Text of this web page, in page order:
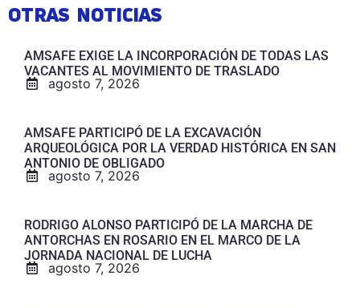
OTRAS NOTICIAS
AMSAFE EXIGE LA INCORPORACIÓN DE TODAS LAS
VACANTES AL MOVIMIENTO DE TRASLADO
agosto 7, 2026
AMSAFE PARTICIPÓ DE LA EXCAVACIÓN
ARQUEOLÓGICA POR LA VERDAD HISTÓRICA EN SAN
ANTONIO DE OBLIGADO
agosto 7, 2026
RODRIGO ALONSO PARTICIPÓ DE LA MARCHA DE
ANTORCHAS EN ROSARIO EN EL MARCO DE LA
JORNADA NACIONAL DE LUCHA
agosto 7, 2026